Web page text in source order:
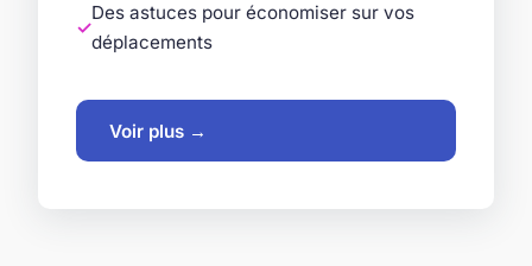
Des astuces pour économiser sur vos
déplacements
Voir plus →